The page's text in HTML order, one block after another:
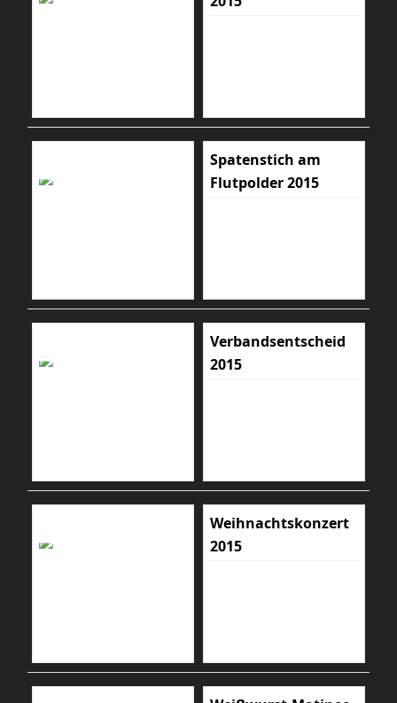
Spatenstich am
Flutpolder 2015
Verbandsentscheid
2015
Weihnachtskonzert
2015